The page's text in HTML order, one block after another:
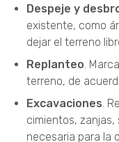
Despeje y
existente, como
dejar el terreno
Replanteo.
terreno, de
Excavaciones.
cimientos,
necesaria para la